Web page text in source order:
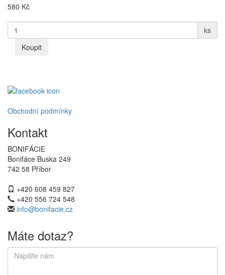
580 Kč
ks
Koupit
Obchodní podmínky
Kontakt
BONIFÁCIE
Bonifáce Buska 249
742 58 Příbor
+420 608 459 827
+420 556 724 548
info@bonifacie.cz
Máte dotaz?